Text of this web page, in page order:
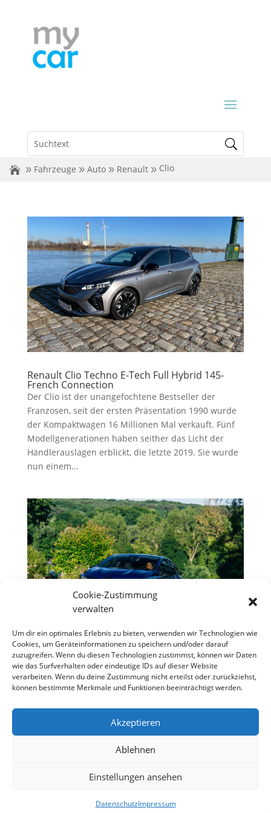
Cookie-Zustimmung
verwalten
Um dir ein optimales Erlebnis zu bieten, verwenden wir Technologien wie
Cookies, um Geräteinformationen zu speichern und/oder darauf
zuzugreifen. Wenn du diesen Technologien zustimmst, können wir Daten
wie das Surfverhalten oder eindeutige IDs auf dieser Website
verarbeiten. Wenn du deine Zustimmung nicht erteilst oder zurückziehst,
können bestimmte Merkmale und Funktionen beeinträchtigt werden.
Akzeptieren
Ablehnen
Einstellungen ansehen
DatenschutzImpressum
Fahrzeuge Auto Renault Clio
Renault Clio Techno E-Tech Full Hybrid 145-
French Connection
Der Clio ist der unangefochtene Bestseller der
Franzosen, seit der ersten Präsentation 1990 wurde
der Kompaktwagen 16 Millionen Mal verkauft. Fünf
Modellgenerationen haben seither das Licht der
Händlerauslagen erblickt, die letzte 2019. Sie wurde
nun einem...
Renault Clio 2023-French Connection
Der Clio ist der unangefochtene Bestseller der
Franzosen, seit der ersten Präsentation 1990 wurde
Modellgenerationen haben seither das Licht der
Händlerauslagen erblickt, die letzte 2019. Sie wurde
nun einem...
WordPress